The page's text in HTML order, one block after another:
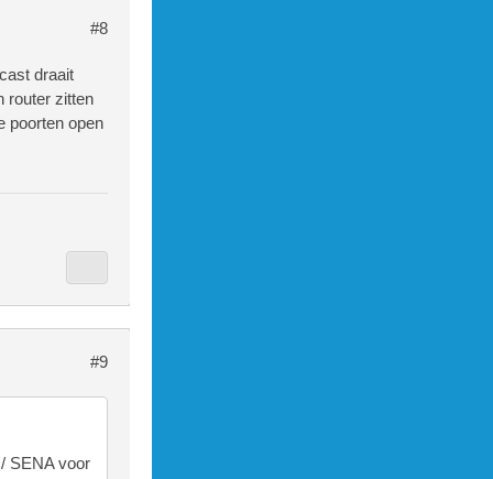
#8
draait
router zitten
poorten open
#9
SENA voor